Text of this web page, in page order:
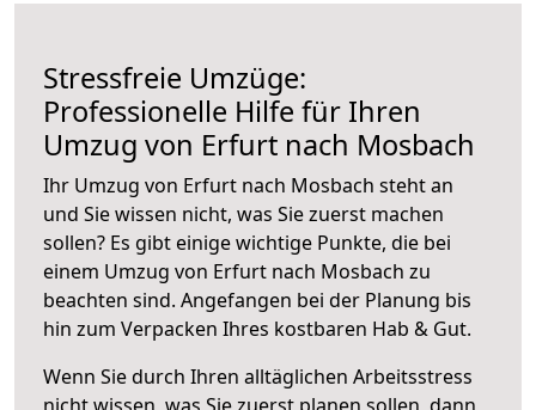
Stressfreie Umzüge:
Professionelle Hilfe für Ihren
Umzug von Erfurt nach Mosbach
Ihr Umzug von Erfurt nach Mosbach steht an
und Sie wissen nicht, was Sie zuerst machen
sollen? Es gibt einige wichtige Punkte, die bei
einem Umzug von Erfurt nach Mosbach zu
beachten sind. Angefangen bei der Planung bis
hin zum Verpacken Ihres kostbaren Hab & Gut.
Wenn Sie durch Ihren alltäglichen Arbeitsstress